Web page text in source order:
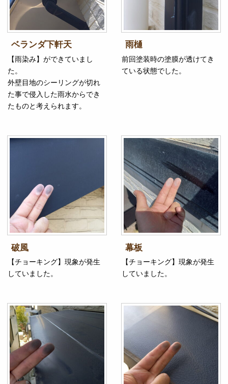
ベランダ下軒天
【雨染み】ができていまし
た。
外壁目地のシーリングが切れ
た事で侵入した雨水からでき
たものと考えられます。
雨樋
前回塗装時の塗膜が透けてき
ている状態でした。
破風
【チョーキング】現象が発生
していました。
幕板
【チョーキング】現象が発生
していました。